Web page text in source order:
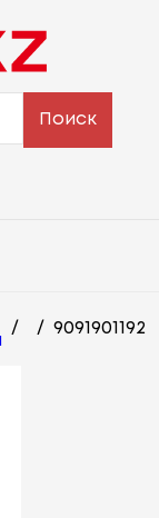
Поиск
/ / 9091901192